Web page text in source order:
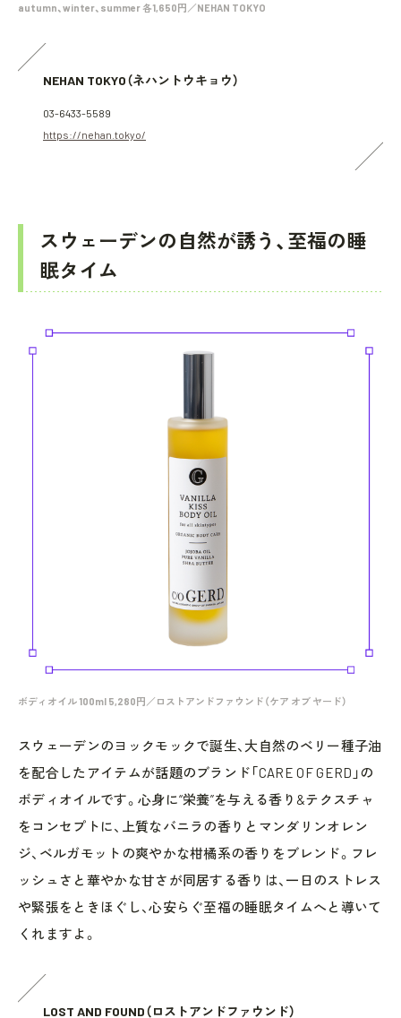
autumn、winter、summer 各1,650円／NEHAN TOKYO
NEHAN TOKYO（ネハントウキョウ）
03-6433-5589
https://nehan.tokyo/
スウェーデンの自然が誘う、至福の睡
眠タイム
ボディオイル 100ml 5,280円／ロストアンドファウンド（ケア オブ ヤード）
スウェーデンのヨックモックで誕生、大自然のベリー種子油
を配合したアイテムが話題のブランド「CARE OF GERD」の
ボディオイルです。心身に“栄養”を与える香り&テクスチャ
をコンセプトに、上質なバニラの香りとマンダリンオレン
ジ、ベルガモットの爽やかな柑橘系の香りをブレンド。フレ
ッシュさと華やかな甘さが同居する香りは、一日のストレス
や緊張をときほぐし、心安らぐ至福の睡眠タイムへと導いて
くれますよ。
LOST AND FOUND（ロストアンドファウンド）